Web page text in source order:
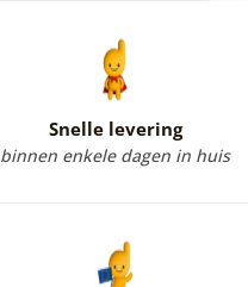
Snelle levering
binnen enkele dagen in huis